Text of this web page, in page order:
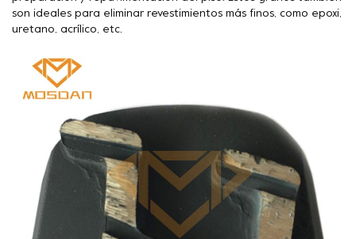
son ideales para eliminar revestimientos más finos, como epoxi,
uretano, acrílico, etc.